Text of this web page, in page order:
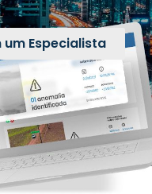
um Especialista